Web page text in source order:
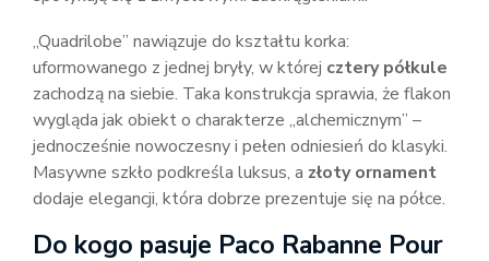
„Quadrilobe” nawiązuje do kształtu korka:
uformowanego z jednej bryły, w której cztery półkule
zachodzą na siebie. Taka konstrukcja sprawia, że flakon
wygląda jak obiekt o charakterze „alchemicznym” –
jednocześnie nowoczesny i pełen odniesień do klasyki.
Masywne szkło podkreśla luksus, a złoty ornament
dodaje elegancji, która dobrze prezentuje się na półce.
Do kogo pasuje Paco Rabanne Pour